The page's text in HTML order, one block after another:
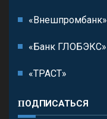
«Внешпромбанк»
«Банк ГЛОБЭКС»
«ТРАСТ»
ПОДПИСАТЬСЯ